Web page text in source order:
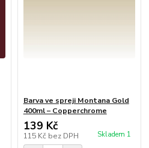
Barva ve spreji Montana Gold
400ml – Copperchrome
139 Kč
115 Kč bez DPH Skladem 1